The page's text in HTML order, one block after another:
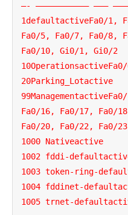
—- ——————————– ———
1defaultactiveFa0/1,
Fa0/5, Fa0/7, Fa0/8,
Fa0/10, Gi0/1, Gi0/2
20Parking_Lotactive
Fa0/16, Fa0/17, Fa0/
Fa0/20, Fa0/22, Fa0/
1000 Nativeactive
1002 fddi-
1003 token-ring-
1004 fddinet-
1005 trnet-